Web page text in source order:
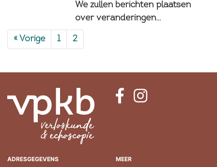
We zullen berichten plaatsen
over veranderingen…
« Vorige 1 2
ADRESGEGEVENS MEER